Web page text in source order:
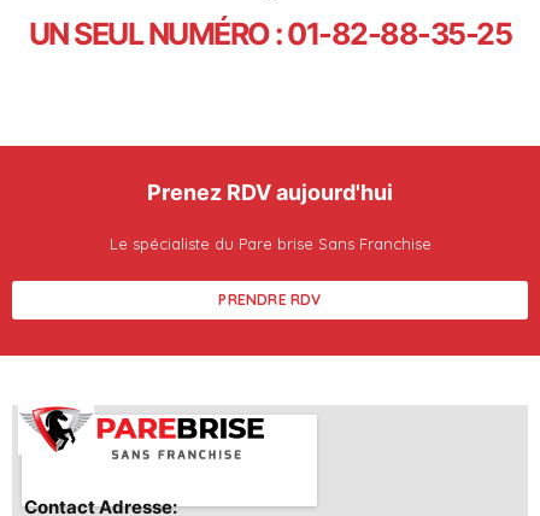
UN SEUL NUMÉRO : 01-82-88-35-25
Prenez RDV aujourd'hui
Le spécialiste du Pare brise Sans Franchise
PRENDRE RDV
Contact Adresse: